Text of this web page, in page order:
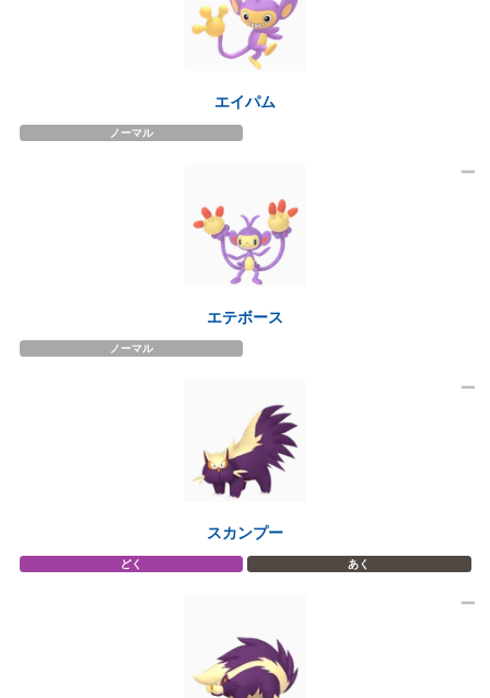
エイパム
ノーマル
エテボース
ノーマル
スカンプー
どく あく